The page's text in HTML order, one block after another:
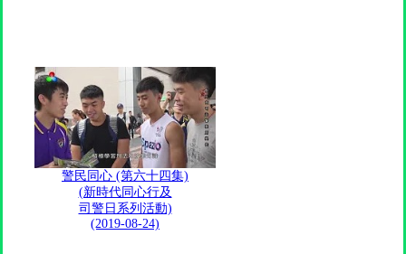
警民同心 (第六十四集)
(新時代同心行及
司警日系列活動)
(2019-08-24)